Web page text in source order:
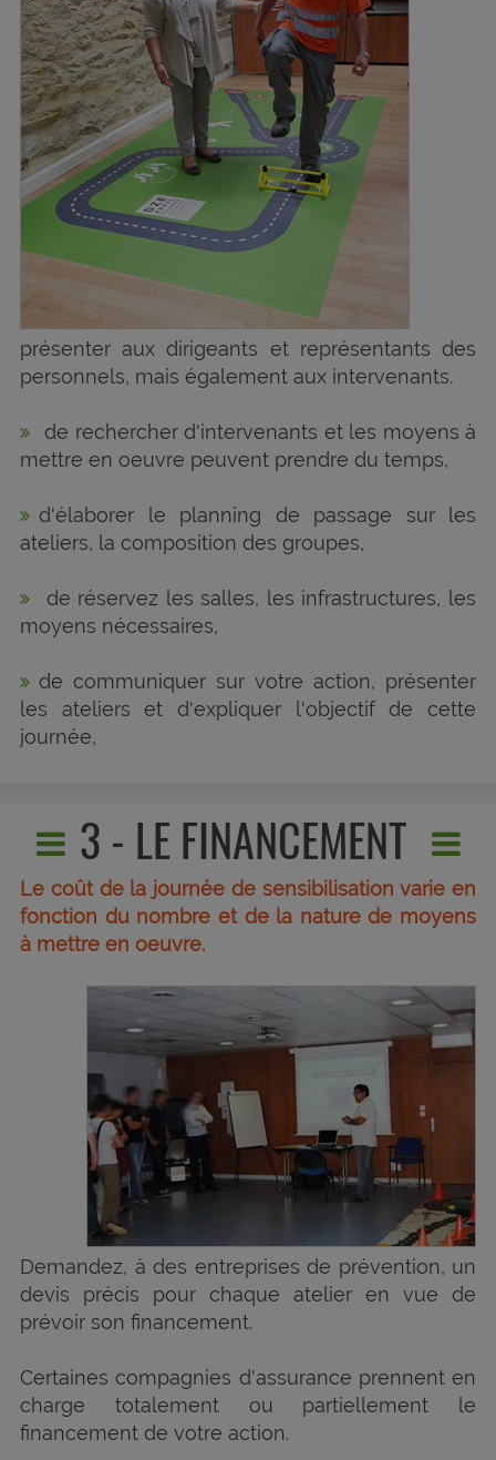
présenter aux dirigeants et représentants des
personnels, mais également aux intervenants.
de rechercher d'intervenants et les moyens à
mettre en oeuvre peuvent prendre du temps,
d'élaborer le planning de passage sur les
ateliers, la composition des groupes,
de réservez les salles, les infrastructures, les
moyens nécessaires,
de communiquer sur votre action, présenter
les ateliers et d'expliquer l'objectif de cette
journée,
3 - LE FINANCEMENT
Le coût de la journée de sensibilisation varie en
fonction du nombre et de la nature de moyens
à mettre en oeuvre.
Demandez, à des entreprises de prévention, un
devis précis pour chaque atelier en vue de
prévoir son financement.
Certaines compagnies d'assurance prennent en
charge totalement ou partiellement le
financement de votre action.